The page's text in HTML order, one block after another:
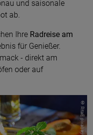
und saisonale
ab.
Ihre Radreise am
für Genießer.
- direkt am
oder auf
© RitaE pixabay